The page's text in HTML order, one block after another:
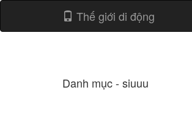
Thế giới di động
Danh mục - siuuu